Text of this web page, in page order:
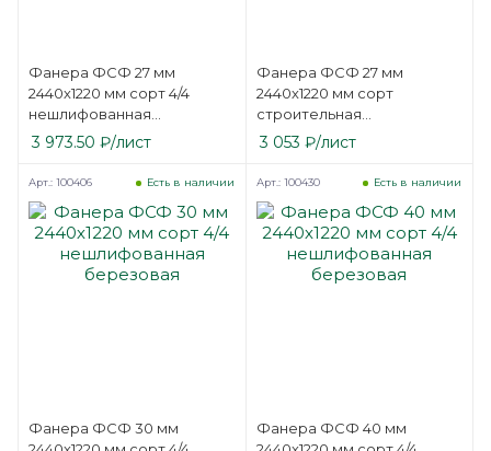
Фанера ФСФ 27 мм
2440х1220 мм сорт 4/4
нешлифованная
березовая
3 973.50 ₽/лист
Фанера ФСФ 27 мм
2440х1220 мм сорт
строительная
нешлифованная
березовая
3 053 ₽/лист
Фанера ФСФ 30 мм
Есть в наличии
Арт.: 100406
Фанера ФСФ 40 мм
Есть в наличии
Арт.: 100430